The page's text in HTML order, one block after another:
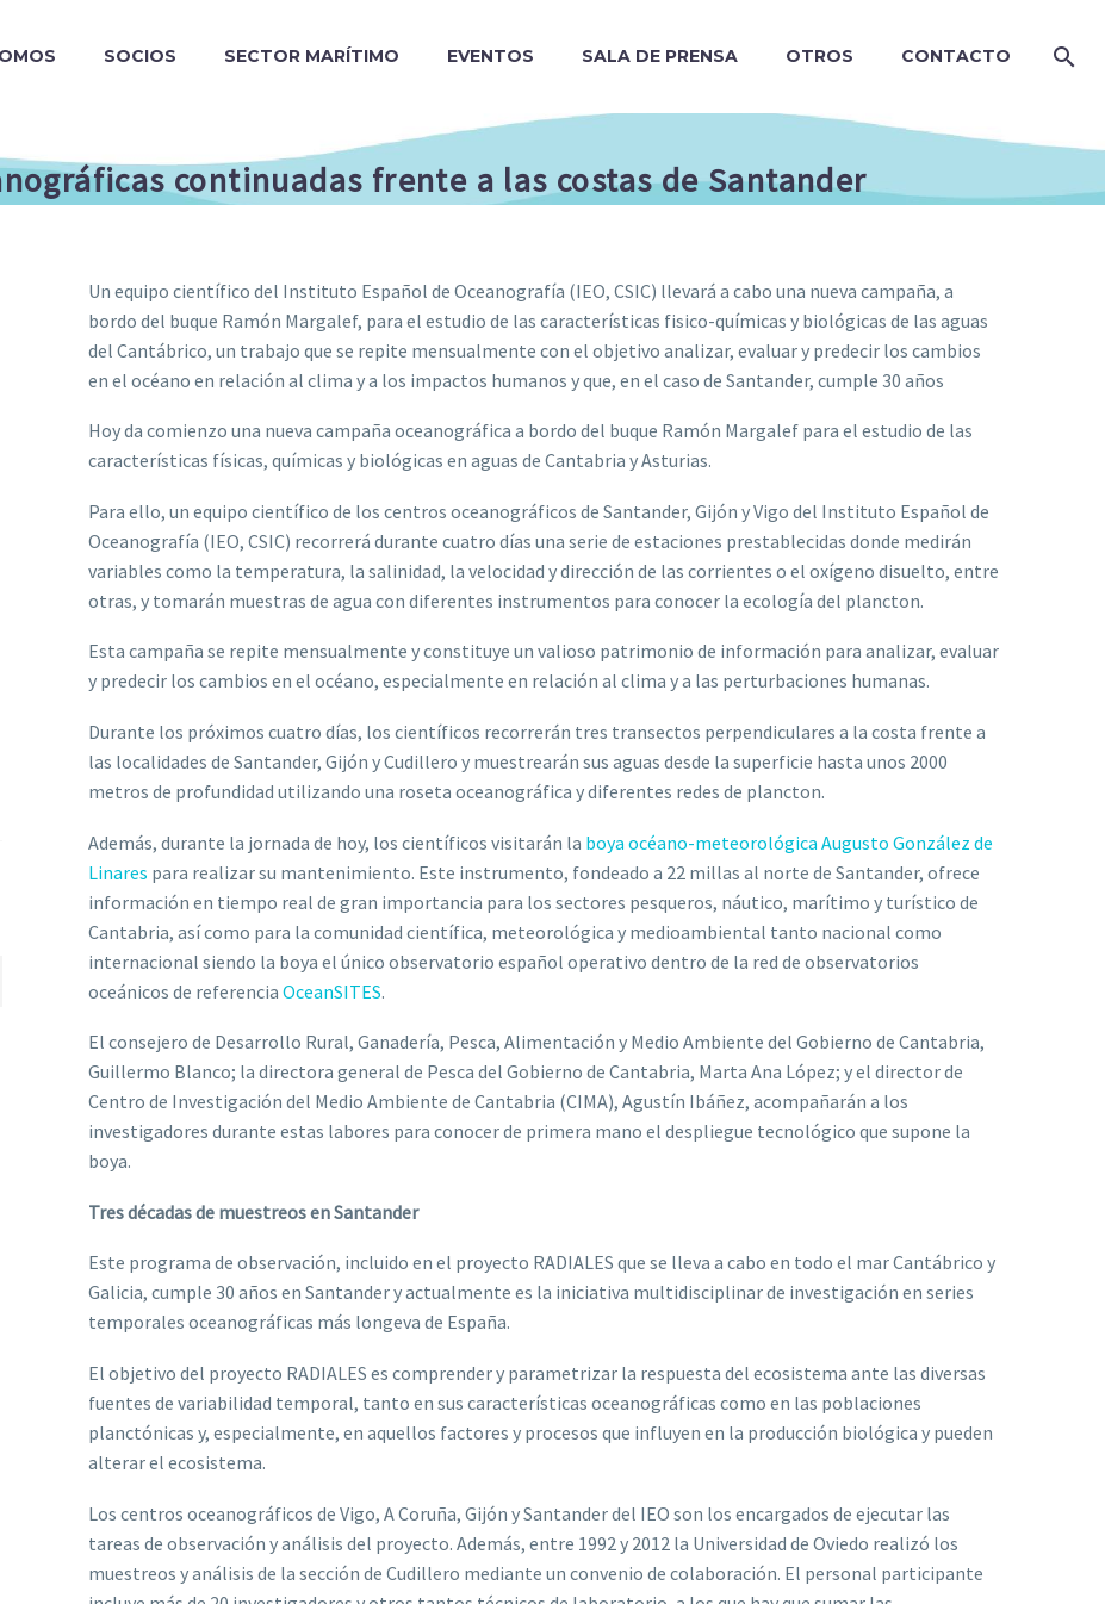
SOCIOS SECTOR MARÍTIMO EVENTOS SALA DE PRENSA OTROS CONTACTO
continuadas frente a las costas de Santander
Un equipo científico del Instituto Español de Oceanografía (IEO, CSIC) llevará a cabo una nueva campaña, a
bordo del buque Ramón Margalef, para el estudio de las características fisico-químicas y biológicas de las aguas
del Cantábrico, un trabajo que se repite mensualmente con el objetivo analizar, evaluar y predecir los cambios
en el océano en relación al clima y a los impactos humanos y que, en el caso de Santander, cumple 30 años
Hoy da comienzo una nueva campaña oceanográfica a bordo del buque Ramón Margalef para el estudio de las
características físicas, químicas y biológicas en aguas de Cantabria y Asturias.
Para ello, un equipo científico de los centros oceanográficos de Santander, Gijón y Vigo del Instituto Español de
Oceanografía (IEO, CSIC) recorrerá durante cuatro días una serie de estaciones prestablecidas donde medirán
variables como la temperatura, la salinidad, la velocidad y dirección de las corrientes o el oxígeno disuelto, entre
otras, y tomarán muestras de agua con diferentes instrumentos para conocer la ecología del plancton.
Esta campaña se repite mensualmente y constituye un valioso patrimonio de información para analizar, evaluar
y predecir los cambios en el océano, especialmente en relación al clima y a las perturbaciones humanas.
Durante los próximos cuatro días, los científicos recorrerán tres transectos perpendiculares a la costa frente a
las localidades de Santander, Gijón y Cudillero y muestrearán sus aguas desde la superficie hasta unos 2000
metros de profundidad utilizando una roseta oceanográfica y diferentes redes de plancton.
Además, durante la jornada de hoy, los científicos visitarán la boya océano-meteorológica Augusto González de
Linares para realizar su mantenimiento. Este instrumento, fondeado a 22 millas al norte de Santander, ofrece
información en tiempo real de gran importancia para los sectores pesqueros, náutico, marítimo y turístico de
Cantabria, así como para la comunidad científica, meteorológica y medioambiental tanto nacional como
internacional siendo la boya el único observatorio español operativo dentro de la red de observatorios
oceánicos de referencia OceanSITES.
El consejero de Desarrollo Rural, Ganadería, Pesca, Alimentación y Medio Ambiente del Gobierno de Cantabria,
Guillermo Blanco; la directora general de Pesca del Gobierno de Cantabria, Marta Ana López; y el director de
Centro de Investigación del Medio Ambiente de Cantabria (CIMA), Agustín Ibáñez, acompañarán a los
investigadores durante estas labores para conocer de primera mano el despliegue tecnológico que supone la
boya.
Tres décadas de muestreos en Santander
Este programa de observación, incluido en el proyecto RADIALES que se lleva a cabo en todo el mar Cantábrico y
Galicia, cumple 30 años en Santander y actualmente es la iniciativa multidisciplinar de investigación en series
temporales oceanográficas más longeva de España.
El objetivo del proyecto RADIALES es comprender y parametrizar la respuesta del ecosistema ante las diversas
fuentes de variabilidad temporal, tanto en sus características oceanográficas como en las poblaciones
planctónicas y, especialmente, en aquellos factores y procesos que influyen en la producción biológica y pueden
alterar el ecosistema.
Los centros oceanográficos de Vigo, A Coruña, Gijón y Santander del IEO son los encargados de ejecutar las
tareas de observación y análisis del proyecto. Además, entre 1992 y 2012 la Universidad de Oviedo realizó los
muestreos y análisis de la sección de Cudillero mediante un convenio de colaboración. El personal participante